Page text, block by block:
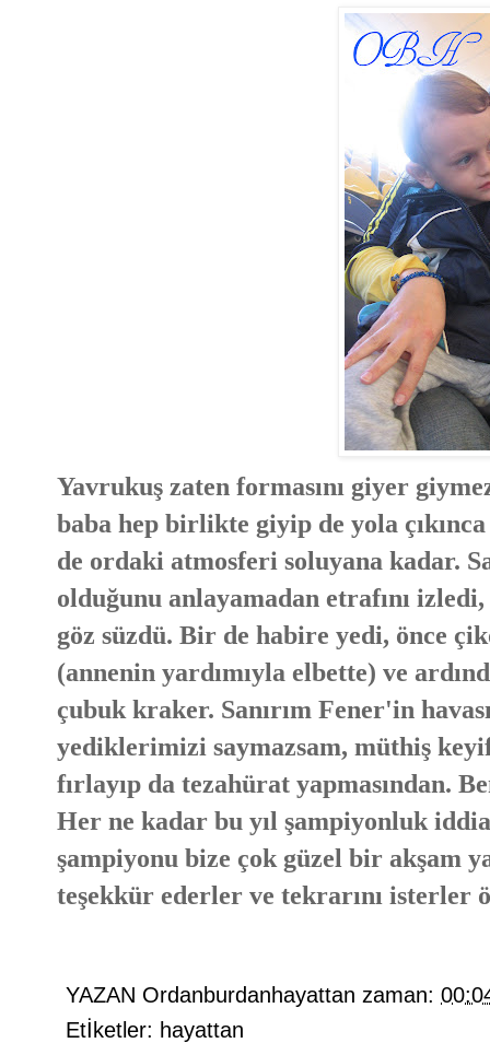
Yavrukuş zaten formasını giyer
baba hep birlikte giyip de yola
de ordaki atmosferi soluyana kadar.
olduğunu anlayamadan etrafını
göz süzdü. Bir de habire yedi, önce
(annenin yardımıyla elbette) ve
çubuk kraker. Sanırım Fener'in
yediklerimizi saymazsam, müthiş
fırlayıp da tezahürat yapmasından.
Her ne kadar bu yıl şampiyonluk
şampiyonu bize çok güzel bir akşam
teşekkür ederler ve tekrarını isterler
YAZAN Ordanburdanhayattan zaman:
Etİketler: hayattan